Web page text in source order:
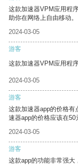
这款加速器VPM应用程
助你在网络上自由移动。
2024-03-05
游客
这款加速器VPM应用程
2024-03-05
游客
这款加速器app的价格有
速器app的价格应该在50
2024-03-05
游客
这款app的功能非常强大